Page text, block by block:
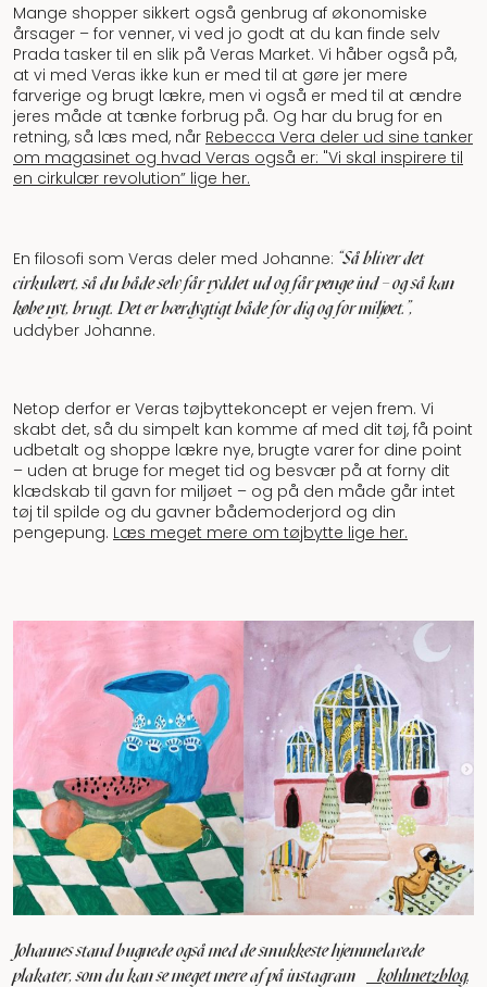
Mange shopper sikkert også genbrug af økonomiske
årsager – for venner, vi ved jo godt at du kan finde selv
Prada tasker til en slik på Veras Market. Vi håber også på,
at vi med Veras ikke kun er med til at gøre jer mere
farverige og brugt lækre, men vi også er med til at ændre
jeres måde at tænke forbrug på. Og har du brug for en
retning, så læs med, når Rebecca Vera deler ud sine tanker
om magasinet og hvad Veras også er: "Vi skal inspirere til
en cirkulær revolution” lige her.
En filosofi som Veras deler med Johanne: "Så bliver det
cirkulært, så du både selv får ryddet ud og får penge ind – og så kan
købe nyt, brugt. Det er bærdygtigt både for dig og for miljøet.”,
uddyber Johanne.
Netop derfor er Veras tøjbyttekoncept er vejen frem. Vi
skabt det, så du simpelt kan komme af med dit tøj, få point
udbetalt og shoppe lækre nye, brugte varer for dine point
– uden at bruge for meget tid og besvær på at forny dit
klædskab til gavn for miljøet – og på den måde går intet
tøj til spilde og du gavner bådemoderjord og din
pengepung. Læs meget mere om tøjbytte lige her.
Johannes stand bugnede også med de smukkeste hjemmelavede
plakater, som du kan se meget mere af på instagram
@kohlmetzblog.